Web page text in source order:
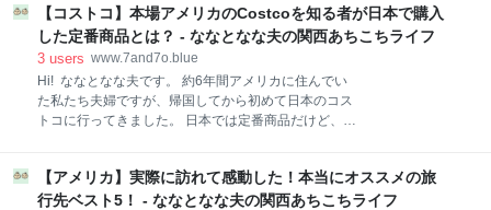
日 今回注文したもの レザンコース (乾杯ドリンク付
き) ¥4,000 *コース以外にも単
アクセス方法 住所：605-0083 京都府京都市東山区橋
本町416 営業時間：11:00〜15:00 / 18:00〜20:00 (日
のみ)11:00〜16:00 定休日：月曜日 店内の雰囲気は？
店内はカウンター席のみで、なんだか高級感がありま
した。 訪れた日は他のお客さんの邪魔になりそうだっ
たので、自身で店内の写真が撮れず‥。 お店の
アした投稿 ⇧の写真は暗めの演出がされていますが、
私たちが
【コストコ】本場アメリカのCostcoを知る者が日本で購入
した定番商品とは？ - ななとなな夫の関西あちこちライフ
3 users www.7and7o.blue
Hi! ななとなな夫です。 約6年間アメリカに住んでい
た私たち夫婦ですが、帰国してから初めて日本のコス
トコに行ってきました。 日本では定番商品だけど、ア
したいと思います。 NEGRONI COPPA (生ハム)
¥1,158 丸形ピザ パンチェッタ ¥1,498 さくらどり
【アメリカ】実際に訪れて感動した！本当にオススメの旅
行先ベスト5！ - ななとなな夫の関西あちこちライフ